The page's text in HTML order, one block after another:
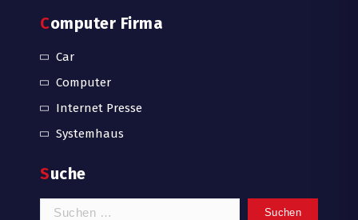
Computer Firma
Car
Computer
Internet Presse
Systemhaus
Suche
Suchen